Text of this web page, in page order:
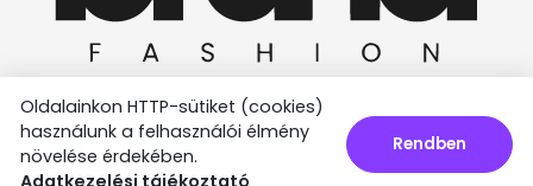
Ⓒ 2025 Minden jog fenntartva.
Oldalainkon HTTP-sütiket (cookies)
használunk a felhasználói élmény
növelése érdekében.
Adatkezelési tájékoztató
Rendben